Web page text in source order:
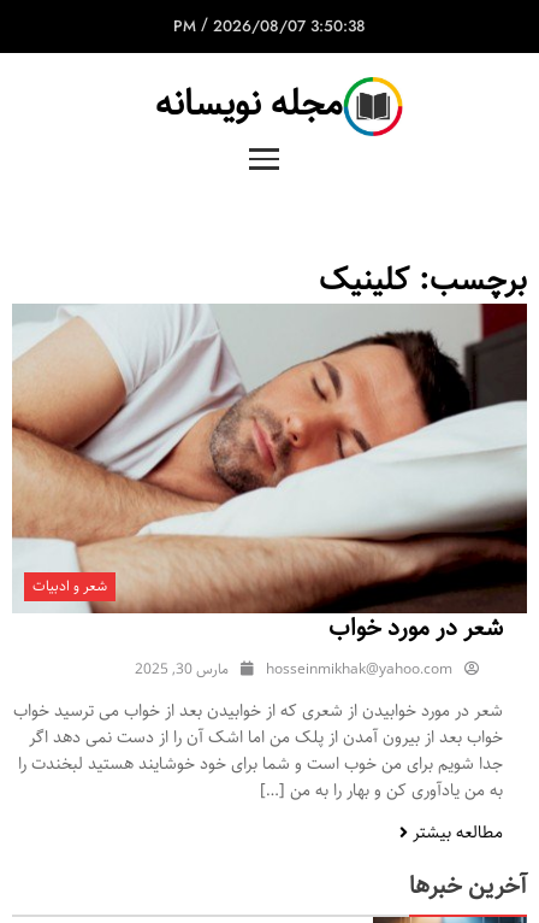
3:50:38 PM
/ 2026/08/07
مجله نویسانه
برچسب: کلینیک
شعر و ادبیات
شعر در مورد خواب
hosseinmikhak@yahoo.com مارس 30, 2025
شعر در مورد خوابیدن از شعری که از خوابیدن بعد از خواب می ترسید خواب
خواب بعد از بیرون آمدن از پلک من اما اشک آن را از دست نمی دهد اگر
جدا شویم برای من خوب است و شما برای خود خوشایند هستید لبخندت را
به من یادآوری کن و بهار را به من […]
مطالعه بیشتر
آخرین خبرها